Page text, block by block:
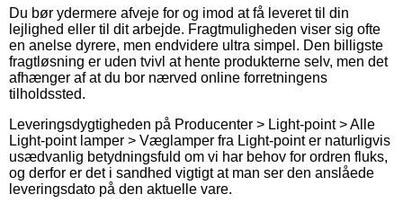
Du bør ydermere afveje for og imod at få leveret til din
lejlighed eller til dit arbejde. Fragtmuligheden viser sig ofte
en anelse dyrere, men endvidere ultra simpel. Den billigste
fragtløsning er uden tvivl at hente produkterne selv, men det
afhænger af at du bor nærved online forretningens
tilholdssted.
Leveringsdygtigheden på Producenter > Light-point > Alle
Light-point lamper > Væglamper fra Light-point er naturligvis
usædvanlig betydningsfuld om vi har behov for ordren fluks,
og derfor er det i sandhed vigtigt at man ser den anslåede
leveringsdato på den aktuelle vare.